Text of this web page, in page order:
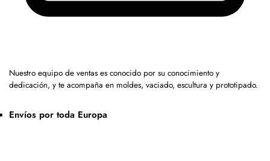
Nuestro equipo de ventas es conocido por su conocimiento y
dedicación, y te acompaña en moldes, vaciado, escultura y prototipado.
Envíos por toda Europa